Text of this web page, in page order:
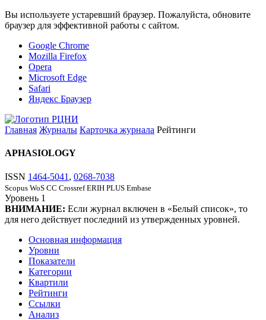
Вы используете устаревший браузер. Пожалуйста, обновите
браузер для эффективной работы с сайтом.
Google Chrome
Mozilla Firefox
Opera
Microsoft Edge
Safari
Яндекс Браузер
Главная Журналы Карточка журнала Рейтинги
APHASIOLOGY
ISSN 1464-5041 , 0268-7038
Scopus WoS CC Crossref ERIH PLUS Embase
Уровень 1
ВНИМАНИЕ: Если журнал включен в «Белый список», то
для него действует последний из утвержденных уровней.
Основная информация
Уровни
Показатели
Категории
Квартили
Рейтинги
Ссылки
Анализ